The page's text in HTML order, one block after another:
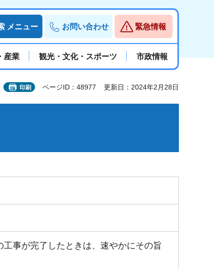
メニュー お問い合わせ 緊急情報
産業 観光・文化・スポーツ 市政情報
印刷 ページID：48977 更新日：2024年2月28日
事が完了したときは、速やかにその旨